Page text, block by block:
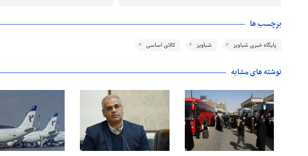
برچسب ها
پایگاه خبری شباویز شباویز کالای اساسی
نوشته های مشابه